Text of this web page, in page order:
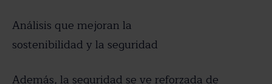
Análisis que mejoran la
sostenibilidad y la seguridad
Además, la seguridad se ve reforzada de